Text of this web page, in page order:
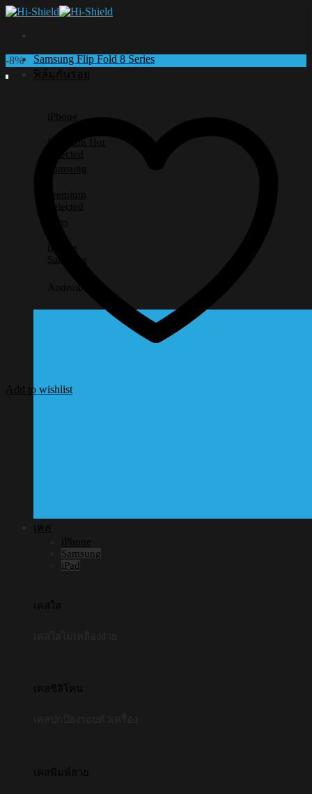
Skip
Samsung Flip Fold 8 Series
ฟิล์มกันรอย
iPhone
Premium
Selected
Samsung
Premium
Selected
Lens
iPhone
Samsung
Android อื่นๆ
เคส
iPhone
Samsung
iPad
เคสใส
เคสซิลิโคน
เคสพิมพ์ลาย
-8%
Add to wishlist